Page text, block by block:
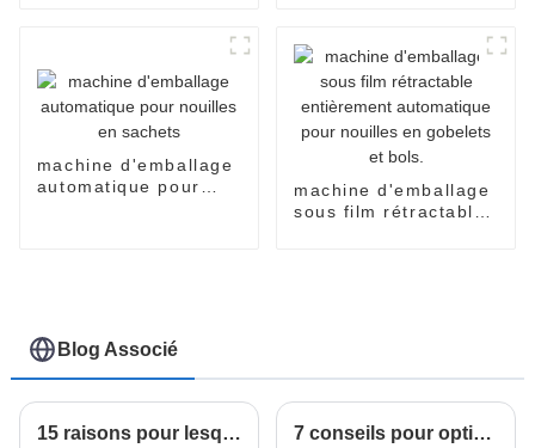
machine d'emballage
automatique pour
machine d'emballage
sous film rétractable
Blog Associé
15 raisons pour lesquelles l'emballeuse horizontale étirable est le meilleur choix pour vos besoins d'emballage 7 conseils pour optimiser la production avec la meilleure machine à nouilles instantanées